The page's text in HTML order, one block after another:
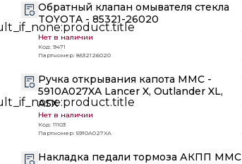
Обратный клапан омывателя стекла
TOYOTA - 85321-26020
Нет в наличии
Код: 9471
Партномер: 8532126020
Ручка открывания капота MMC -
5910A027XA Lancer X, Outlander XL,
ASX
Нет в наличии
Код: 11103
Партномер: 5910A027XA
Накладка педали тормоза АКПП MMC